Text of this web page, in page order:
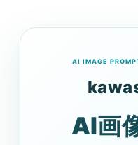
AI IMAGE
AI画